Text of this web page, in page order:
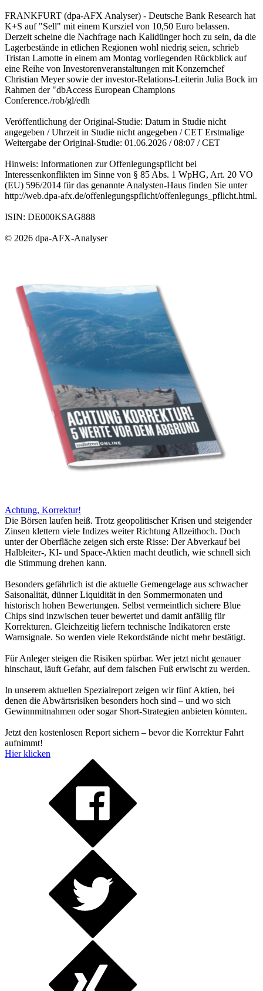
FRANKFURT (dpa-AFX Analyser) - Deutsche Bank Research hat
K+S auf "Sell" mit einem Kursziel von 10,50 Euro belassen.
Derzeit scheine die Nachfrage nach Kalidünger hoch zu sein, da die
Lagerbestände in etlichen Regionen wohl niedrig seien, schrieb
Tristan Lamotte in einem am Montag vorliegenden Rückblick auf
eine Reihe von Investorenveranstaltungen mit Konzernchef
Christian Meyer sowie der investor-Relations-Leiterin Julia Bock im
Rahmen der "dbAccess European Champions
Conference./rob/gl/edh
Veröffentlichung der Original-Studie: Datum in Studie nicht
angegeben / Uhrzeit in Studie nicht angegeben / CET Erstmalige
Weitergabe der Original-Studie: 01.06.2026 / 08:07 / CET
Hinweis: Informationen zur Offenlegungspflicht bei
Interessenkonflikten im Sinne von § 85 Abs. 1 WpHG, Art. 20 VO
(EU) 596/2014 für das genannte Analysten-Haus finden Sie unter
http://web.dpa-afx.de/offenlegungspflicht/offenlegungs_pflicht.html.
ISIN: DE000KSAG888
© 2026 dpa-AFX-Analyser
Achtung, Korrektur!
Die Börsen laufen heiß. Trotz geopolitischer Krisen und steigender
Zinsen klettern viele Indizes weiter Richtung Allzeithoch. Doch
unter der Oberfläche zeigen sich erste Risse: Der Abverkauf bei
Halbleiter-, KI- und Space-Aktien macht deutlich, wie schnell sich
die Stimmung drehen kann.
Besonders gefährlich ist die aktuelle Gemengelage aus schwacher
Saisonalität, dünner Liquidität in den Sommermonaten und
historisch hohen Bewertungen. Selbst vermeintlich sichere Blue
Chips sind inzwischen teuer bewertet und damit anfällig für
Korrekturen. Gleichzeitig liefern technische Indikatoren erste
Warnsignale. So werden viele Rekordstände nicht mehr bestätigt.
Für Anleger steigen die Risiken spürbar. Wer jetzt nicht genauer
hinschaut, läuft Gefahr, auf dem falschen Fuß erwischt zu werden.
In unserem aktuellen Spezialreport zeigen wir fünf Aktien, bei
denen die Abwärtsrisiken besonders hoch sind – und wo sich
Gewinnmitnahmen oder sogar Short-Strategien anbieten könnten.
Jetzt den kostenlosen Report sichern – bevor die Korrektur Fahrt
aufnimmt!
Hier klicken